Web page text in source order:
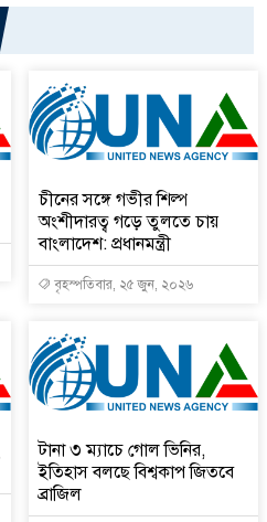
চীনের সঙ্গে গভীর শিল্প
অংশীদারত্ব গড়ে তুলতে চায়
বাংলাদেশ: প্রধানমন্ত্রী
বৃহস্পতিবার, ২৫ জুন, ২০২৬
টানা ৩ ম্যাচে গোল ভিনির,
ইতিহাস বলছে বিশ্বকাপ জিতবে
ব্রাজিল